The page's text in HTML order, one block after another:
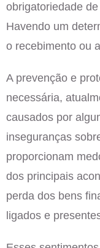
obrigatoriedade
Havendo um
o recebimento ou
A prevenção e
necessária,
causados por
inseguranças
proporcionam
dos principais
perda dos bens
ligados e